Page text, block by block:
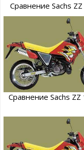
Сравнение Sachs
Сравнение Sachs